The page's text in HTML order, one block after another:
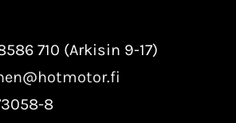
710 (Arkisin 9-17)
8